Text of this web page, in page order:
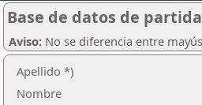
Base de datos de
Aviso: No se diferencia entre
Apellido *)
Nombre